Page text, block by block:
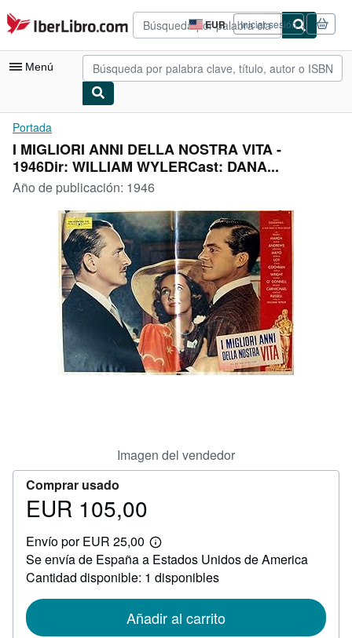
Pasar al contenido principal
IberLibro.com EUR
Preferencias
de
compra
del
Iniciar sesión
Menú
Mi cuenta
Consultar mis pedidos
Búsqueda avanzada
Colecciones
Libros antiguos
Arte y coleccionismo
Vendedores
Comenzar a vender
CERRAR
Portada
I MIGLIORI ANNI DELLA NOSTRA VITA -
1946Dir: WILLIAM WYLERCast: DANA...
Año de publicación: 1946
Imagen del vendedor
Comprar usado
Precio
105,00
EUR 105,00
Envío por EUR 25,00
Más
información
sobre
las
envío
Se envía de España a Estados Unidos de America
Cantidad disponible: 1 disponibles
Añadir al carrito